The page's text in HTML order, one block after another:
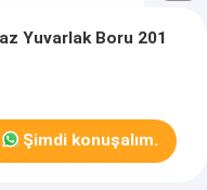
Yuvarlak Boru 201
Şimdi konuşalım.